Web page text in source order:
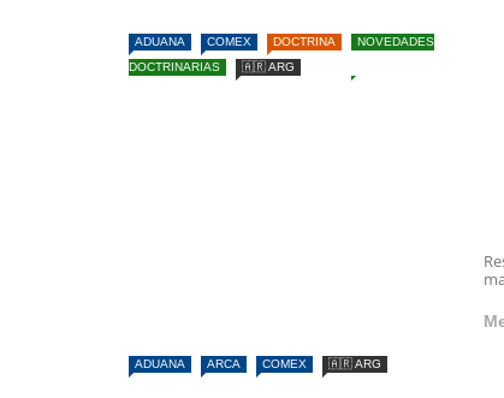
ADUANA COMEX DOCTRINA
NOVEDADES
DOCTRINARIAS
🇦🇷 ARG
ADUANA ARCA COMEX 🇦🇷 ARG